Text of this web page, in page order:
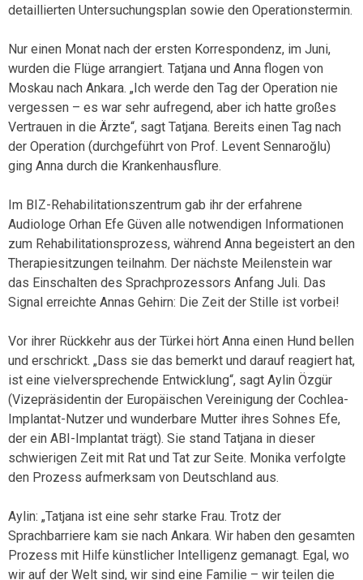
detaillierten Untersuchungsplan sowie den Operationstermin.
Nur einen Monat nach der ersten Korrespondenz, im Juni,
wurden die Flüge arrangiert. Tatjana und Anna flogen von
Moskau nach Ankara. „Ich werde den Tag der Operation nie
vergessen – es war sehr aufregend, aber ich hatte großes
Vertrauen in die Ärzte“, sagt Tatjana. Bereits einen Tag nach
der Operation (durchgeführt von Prof. Levent Sennaroğlu)
ging Anna durch die Krankenhausflure.
Im BIZ-Rehabilitationszentrum gab ihr der erfahrene
Audiologe Orhan Efe Güven alle notwendigen Informationen
zum Rehabilitationsprozess, während Anna begeistert an den
Therapiesitzungen teilnahm. Der nächste Meilenstein war
das Einschalten des Sprachprozessors Anfang Juli. Das
Signal erreichte Annas Gehirn: Die Zeit der Stille ist vorbei!
Vor ihrer Rückkehr aus der Türkei hört Anna einen Hund bellen
und erschrickt. „Dass sie das bemerkt und darauf reagiert hat,
ist eine vielversprechende Entwicklung“, sagt Aylin Özgür
(Vizepräsidentin der Europäischen Vereinigung der Cochlea-
Implantat-Nutzer und wunderbare Mutter ihres Sohnes Efe,
der ein ABI-Implantat trägt). Sie stand Tatjana in dieser
schwierigen Zeit mit Rat und Tat zur Seite. Monika verfolgte
den Prozess aufmerksam von Deutschland aus.
Aylin: „Tatjana ist eine sehr starke Frau. Trotz der
Sprachbarriere kam sie nach Ankara. Wir haben den gesamten
Prozess mit Hilfe künstlicher Intelligenz gemanagt. Egal, wo
wir auf der Welt sind, wir sind eine Familie – wir teilen die